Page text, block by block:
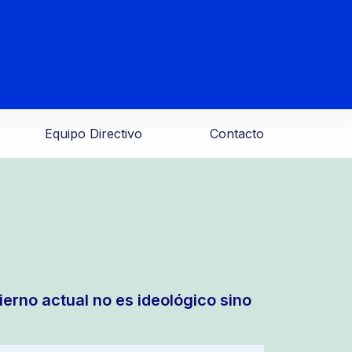
Equipo Directivo Contacto
actual no es ideológico sino